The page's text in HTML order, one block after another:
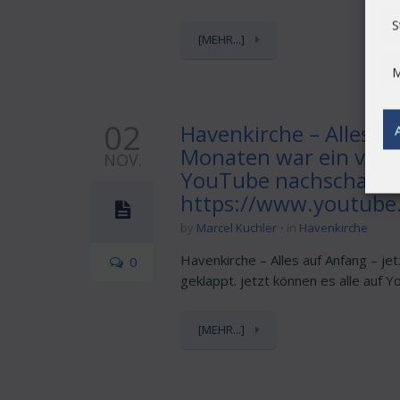
[MEHR...]
02
NOV.
0
Havenkirche – Alles
Monaten war ein
YouTube
https://
by Marcel Kuchler in Havenkirche
Havenkirche – Alles auf Anfang –
geklappt. jetzt können es alle auf
[MEHR...]